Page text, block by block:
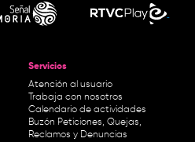
Servicios
Atención al usuario
Trabaja con nosotros
Calendario de actividades
Buzón Peticiones, Quejas,
Reclamos y Denuncias